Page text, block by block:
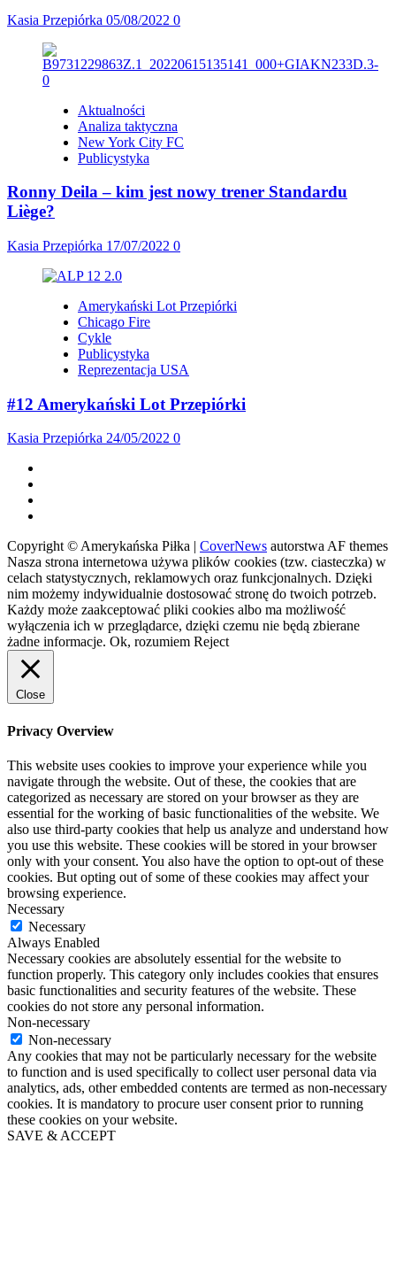
Kasia Przepiórka 05/08/2022 0
Aktualności
Analiza taktyczna
New York City FC
Publicystyka
Ronny Deila – kim jest nowy trener Standardu
Liège?
Kasia Przepiórka 17/07/2022 0
Amerykański Lot Przepiórki
Chicago Fire
Cykle
Publicystyka
Reprezentacja USA
#12 Amerykański Lot Przepiórki
Kasia Przepiórka 24/05/2022 0
Copyright © Amerykańska Piłka | CoverNews autorstwa AF themes
Nasza strona internetowa używa plików cookies (tzw. ciasteczka) w
celach statystycznych, reklamowych oraz funkcjonalnych. Dzięki
nim możemy indywidualnie dostosować stronę do twoich potrzeb.
Każdy może zaakceptować pliki cookies albo ma możliwość
wyłączenia ich w przeglądarce, dzięki czemu nie będą zbierane
żadne informacje. Ok, rozumiem Reject
Close
Privacy Overview
This website uses cookies to improve your experience while you
navigate through the website. Out of these, the cookies that are
categorized as necessary are stored on your browser as they are
essential for the working of basic functionalities of the website. We
also use third-party cookies that help us analyze and understand how
you use this website. These cookies will be stored in your browser
only with your consent. You also have the option to opt-out of these
cookies. But opting out of some of these cookies may affect your
browsing experience.
Necessary
Necessary
Always Enabled
Necessary cookies are absolutely essential for the website to
function properly. This category only includes cookies that ensures
basic functionalities and security features of the website. These
cookies do not store any personal information.
Non-necessary
Non-necessary
Any cookies that may not be particularly necessary for the website
to function and is used specifically to collect user personal data via
analytics, ads, other embedded contents are termed as non-necessary
cookies. It is mandatory to procure user consent prior to running
these cookies on your website.
SAVE & ACCEPT